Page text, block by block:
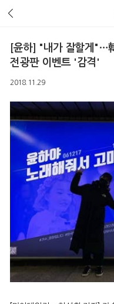
[윤하] "내가 잘할게"…
전광판 이벤트 '감격'
2018.11.29